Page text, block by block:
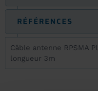
RÉFÉRENCES
Câble antenne RPSMA
longueur 3m